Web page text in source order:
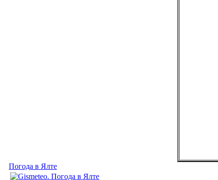
Погода в Ялте